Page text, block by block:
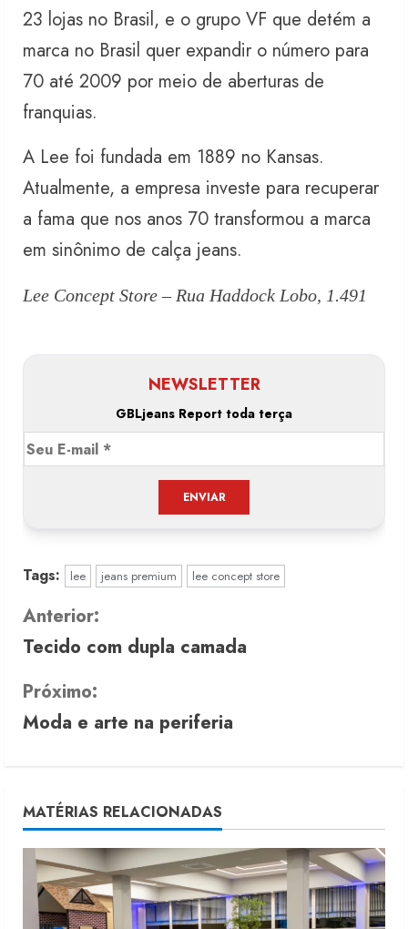
23 lojas no Brasil, e o grupo VF que detém a
marca no Brasil quer expandir o número para
70 até 2009 por meio de aberturas de
franquias.
A Lee foi fundada em 1889 no Kansas.
Atualmente, a empresa investe para recuperar
a fama que nos anos 70 transformou a marca
em sinônimo de calça jeans.
Lee Concept Store – Rua Haddock Lobo, 1.491
NEWSLETTER
GBLjeans Report toda terça
Tags: lee jeans premium lee concept store
C
o
n
t
n
u
e
Anterior:
Tecido com dupla camada
Próximo:
Moda e arte na periferia
MATÉRIAS RELACIONADAS